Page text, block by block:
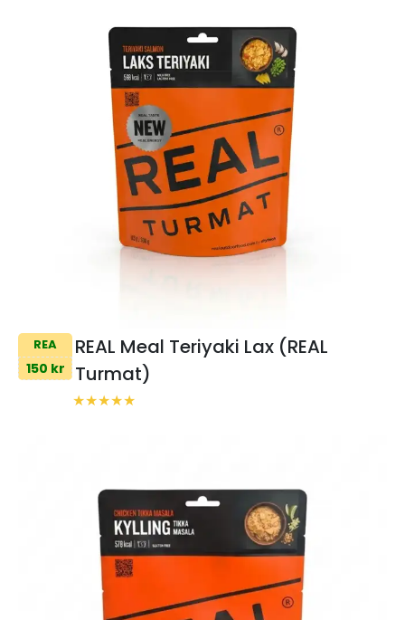
REA
150 kr
REAL Meal Teriyaki Lax (REAL
Turmat)